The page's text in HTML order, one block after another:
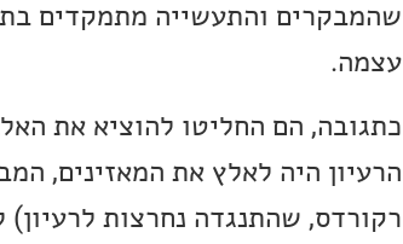
שהמבקרים והתעשייה מתמקדים
עצמה.
כתגובה, הם החליטו להוציא את
הרעיון היה לאלץ את המאזינים,
רקורדס, שהתנגדה נחרצות